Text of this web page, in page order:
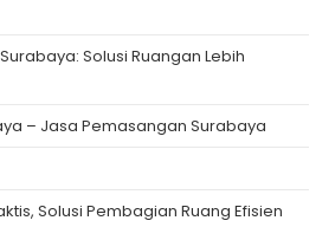
Solusi Ruangan Lebih
– Jasa Pemasangan Surabaya
Solusi Pembagian Ruang Efisien